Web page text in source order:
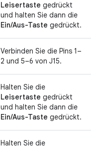
Leisertaste gedrückt
und halten Sie dann die
Ein/Aus-Taste gedrückt.
Verbinden Sie die Pins 1–
2 und 5–6 von J15.
Halten Sie die
Leisertaste gedrückt
und halten Sie dann die
Ein/Aus-Taste gedrückt.
Halten Sie die